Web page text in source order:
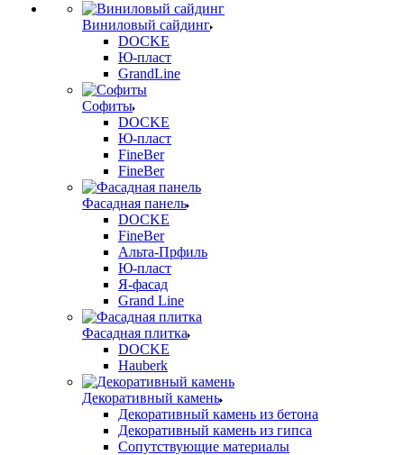
Виниловый сайдинг
DOCKE
Ю-пласт
GrandLine
Софиты
DOCKE
Ю-пласт
FineBer
FineBer
Фасадная панель
DOCKE
FineBer
Альта-Прфиль
Ю-пласт
Я-фасад
Grand Line
Фасадная плитка
DOCKE
Hauberk
Декоративный камень
Декоративный камень из бетона
Декоративный камень из гипса
Сопутствующие материалы